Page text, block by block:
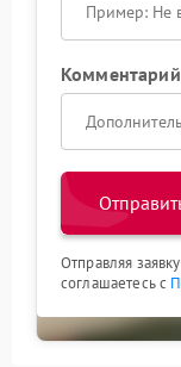
Комментарий
Отправляя
соглашаетесь с